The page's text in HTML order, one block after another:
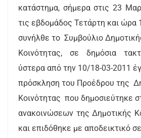
κατάστημα, σήμερα στις 23
τις εβδομάδος Τετάρτη και ώρα
συνήλθε το Συμβούλιο
Κοινότητας, σε δημόσια
ύστερα από την 10/18-03-2011
πρόσκληση του Προέδρου της
Κοινότητας που δημοσιεύτηκε
ανακοινώσεων της Δημοτικής
και επιδόθηκε με αποδεικτικό σε